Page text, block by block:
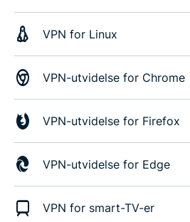
VPN for Linux
VPN-utvidelse for Chrome
VPN-utvidelse for Firefox
VPN-utvidelse for Edge
VPN for smart-TV-er